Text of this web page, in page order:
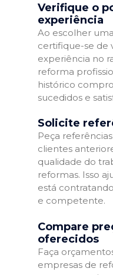
Verifique o
experiência
Ao escolher
certifique-se de
experiência no
reforma
histórico
sucedidos e
Solicite
Peça
clientes
qualidade do
reformas. Isso
está
e competente.
Compare
oferecidos
Faça
empresas de